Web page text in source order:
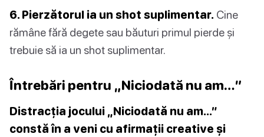
6. Pierzătorul ia un shot suplimentar. Cine
rămâne fără degete sau băuturi primul pierde și
trebuie să ia un shot suplimentar.
Întrebări pentru „Niciodată nu am…”
Distracția jocului „Niciodată nu am…”
constă în a veni cu afirmații creative și